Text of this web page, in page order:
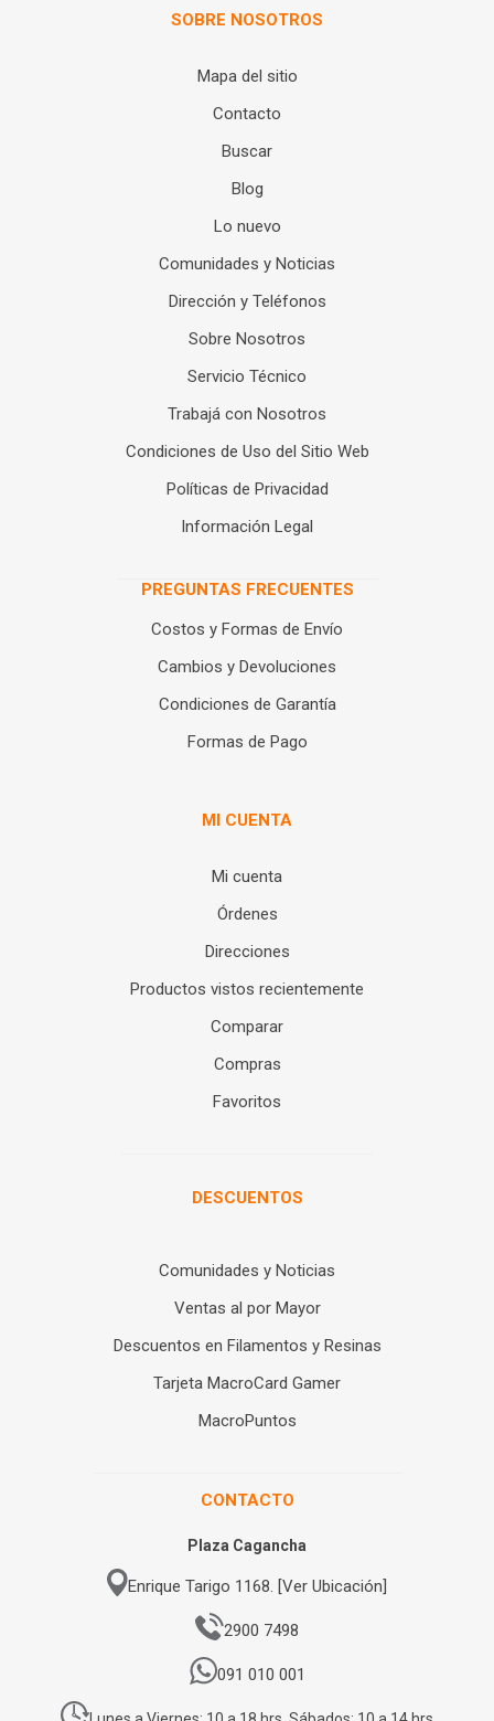
SOBRE NOSOTROS
Mapa del sitio
Contacto
Buscar
Blog
Lo nuevo
Comunidades y Noticias
Dirección y Teléfonos
Sobre Nosotros
Servicio Técnico
Trabajá con Nosotros
Condiciones de Uso del Sitio Web
Políticas de Privacidad
Información Legal
PREGUNTAS FRECUENTES
Costos y Formas de Envío
Cambios y Devoluciones
Condiciones de Garantía
Formas de Pago
MI CUENTA
Mi cuenta
Órdenes
Direcciones
Productos vistos recientemente
Comparar
Compras
Favoritos
DESCUENTOS
Comunidades y Noticias
Ventas al por Mayor
Descuentos en Filamentos y Resinas
Tarjeta MacroCard Gamer
MacroPuntos
CONTACTO
Plaza Cagancha
Enrique Tarigo 1168. [Ver Ubicación]
2900 7498
091 010 001